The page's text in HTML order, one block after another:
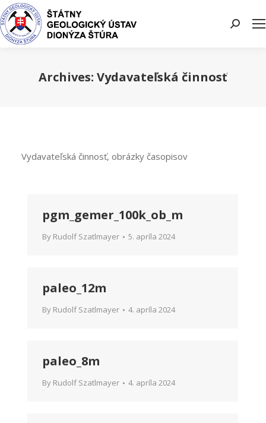
Search:
Archives: Vydavateľská činnosť
Vydavateľská činnosť, obrázky časopisov
pgm_gemer_100k_ob_m
By Rudolf Szatlmayer 5. apríla 2024
paleo_12m
By Rudolf Szatlmayer 4. apríla 2024
paleo_8m
By Rudolf Szatlmayer 4. apríla 2024